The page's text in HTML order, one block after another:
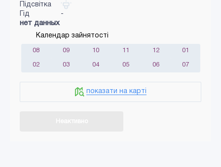
Підсвітка
Гід
-
нет данных
Календар зайнятості
08 09 10 11 12 01
02 03 04 05 06 07
показати на карті